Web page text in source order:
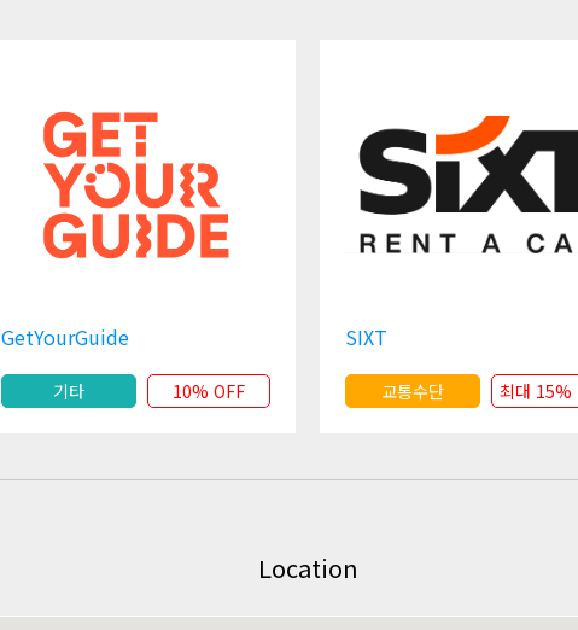
GetYourGuide
기타 10% OFF
SIXT
교통수단
Location